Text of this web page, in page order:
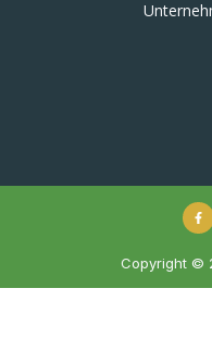
Copyright ©